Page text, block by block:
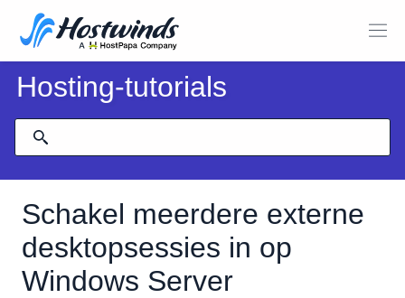
Hosting-tutorials
Schakel meerdere externe
desktopsessies in op
Windows Server